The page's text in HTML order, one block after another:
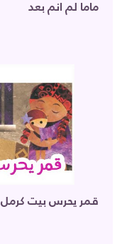
ماما لم انم بعد
قمر يحرس بيت كرمل